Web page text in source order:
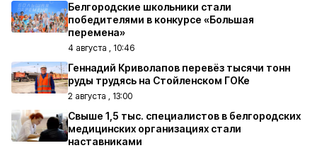
Белгородские школьники стали
победителями в конкурсе «Большая
перемена»
4 августа , 10:46
Геннадий Криволапов перевёз тысячи тонн
руды трудясь на Стойленском ГОКе
2 августа , 13:00
Свыше 1,5 тыс. специалистов в белгородских
медицинских организациях стали
наставниками